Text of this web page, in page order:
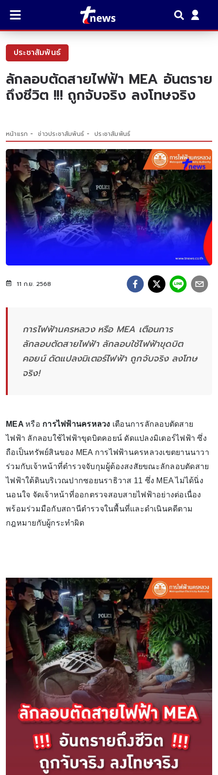
ประชาสัมพันธ์
ลักลอบตัดสายไฟฟ้า MEA อันตราย
ถึงชีวิต !!! ถูกจับจริง ลงโทษจริง
หน้าแรก ข่าวประชาสัมพันธ์ ประชาสัมพันธ์
11 ก.ย. 2568
การไฟฟ้านครหลวง หรือ MEA เตือนการ
ลักลอบตัดสายไฟฟ้า ลักลอบใช้ไฟฟ้าขุดบิต
คอยน์ ดัดแปลงมิเตอร์ไฟฟ้า ถูกจับจริง ลงโทษ
จริง!
MEA หรือ การไฟฟ้านครหลวง เตือนการลักลอบตัดสาย
ไฟฟ้า ลักลอบใช้ไฟฟ้าขุดบิตคอยน์ ดัดแปลงมิเตอร์ไฟฟ้า ซึ่ง
ถือเป็นทรัพย์สินของ MEA การไฟฟ้านครหลวงเขตยานนาวา
ร่วมกับเจ้าหน้าที่ตำรวจจับกุมผู้ต้องสงสัยขณะลักลอบตัดสาย
ไฟฟ้าใต้ดินบริเวณปากซอยนราธิวาส 11 ซึ่ง MEA ไม่ได้นิ่ง
นอนใจ จัดเจ้าหน้าที่ออกตรวจสอบสายไฟฟ้าอย่างต่อเนื่อง
พร้อมร่วมมือกับสถานีตำรวจในพื้นที่และดำเนินคดีตาม
กฎหมายกับผู้กระทำผิด